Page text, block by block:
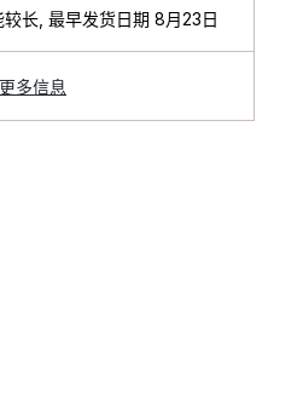
较长 最早发货日期 8月23日
更多信息